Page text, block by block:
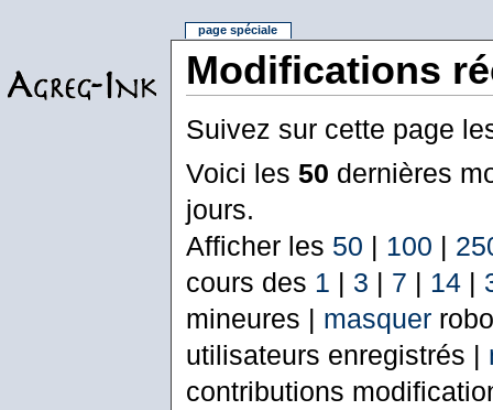
Modifications
Suivez sur cette page
Voici les 50 dernières
jours.
Afficher les 50 | 100 |
cours des 1 | 3 | 7 | 14|
mineures | masquer
utilisateurs enregistrés |
contributions
page spéciale